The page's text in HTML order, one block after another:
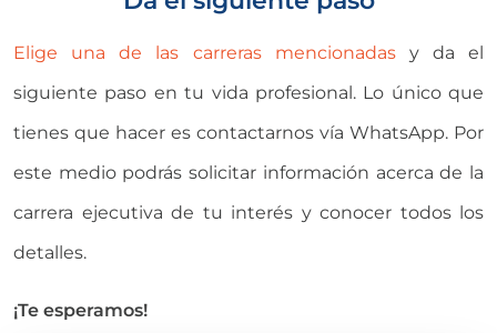
Elige una de las carreras mencionadasy da el
siguiente paso en tu vida profesional. Lo único que
tienes que hacer es contactarnos vía WhatsApp. Por
este medio podrás solicitar información acerca de la
carrera ejecutiva de tu interés y conocer todos los
detalles.
¡Te esperamos!